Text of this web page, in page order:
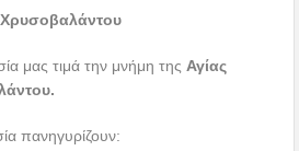
μας τιμά την μνήμη της Αγίας
πανηγυρίζουν: